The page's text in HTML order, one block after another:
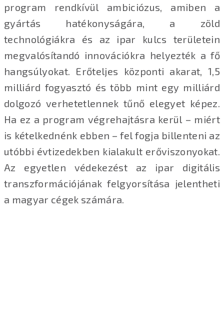
program rendkívül ambiciózus, amiben a
gyártás hatékonyságára, a zöld
technológiákra és az ipar kulcs területein
megvalósítandó innovációkra helyezték a fő
hangsúlyokat. Erőteljes központi akarat, 1,5
milliárd fogyasztó és több mint egy milliárd
dolgozó verhetetlennek tűnő elegyet képez.
Ha ez a program végrehajtásra kerül – miért
is kételkednénk ebben – fel fogja billenteni az
utóbbi évtizedekben kialakult erőviszonyokat.
Az egyetlen védekezést az ipar digitális
transzformációjának felgyorsítása jelentheti
a magyar cégek számára.